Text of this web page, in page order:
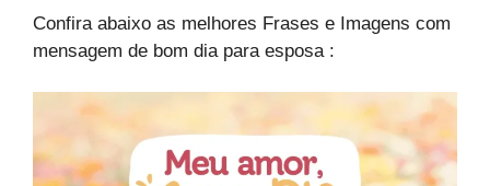
Confira abaixo as melhores Frases e Imagens com
mensagem de bom dia para esposa​ :